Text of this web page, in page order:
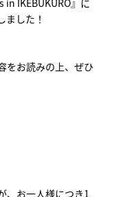
in IKEBUKURO』に
ました！
をお読みの上、ぜひ
、お一人様につき1